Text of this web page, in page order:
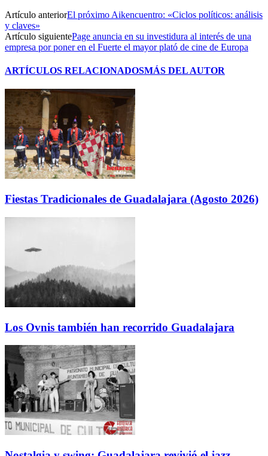
Artículo anteriorEl próximo Aikencuentro: «Ciclos políticos: análisis
y claves»
Artículo siguientePage anuncia en su investidura al interés de una
empresa por poner en el Fuerte el mayor plató de cine de Europa
ARTÍCULOS RELACIONADOSMÁS DEL AUTOR
Fiestas Tradicionales de Guadalajara (Agosto 2026)
Los Ovnis también han recorrido Guadalajara